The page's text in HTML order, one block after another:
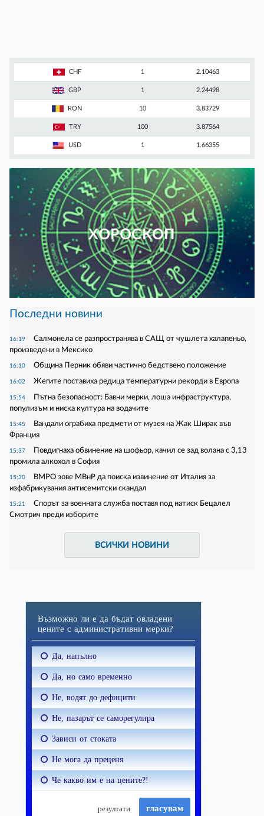
CHF 1 2.10463
GBP 1 2.24498
RON 10 3.83729
TRY 100 3.87564
USD 1 1.66355
ХОРОСКОП
Последни новини
16:19
Салмонела се разпространява в САЩ от чушлета халапеньо,
произведени в Мексико
16:10 Община Перник обяви частично бедствено положение
16:02 Жегите поставиха редица температурни рекорди в Европа
15:54
Пътна безопасност: Бавни мерки, лоша инфраструктура,
популизъм и ниска култура на водачите
15:45
Вандали ограбиха предмети от музея на Жак Ширак във
Франция
15:37
Повдигнаха обвинение на шофьор, качил се зад волана с 3,13
промила алкохол в София
15:30
ВМРО зове МВнР да поиска извинение от Италия за
изфабрикувания антисемитски скандал
15:21
Спорът за военната служба поставя под натиск Бецалел
Смотрич преди изборите
ВСИЧКИ НОВИНИ